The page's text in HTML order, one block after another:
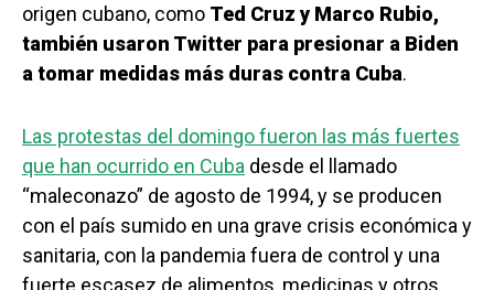
origen cubano, como Ted Cruz y Marco Rubio,
también usaron Twitter para presionar a Biden
a tomar medidas más duras contra Cuba.
Las protestas del domingo fueron las más fuertes
que han ocurrido en Cuba desde el llamado
“maleconazo” de agosto de 1994, y se producen
con el país sumido en una grave crisis económica y
sanitaria, con la pandemia fuera de control y una
fuerte escasez de alimentos, medicinas y otros